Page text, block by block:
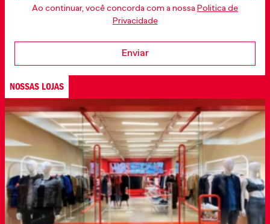
Ao continuar, você concorda com a nossa Politica de
Privacidade
Enviar
NOSSAS LOJAS